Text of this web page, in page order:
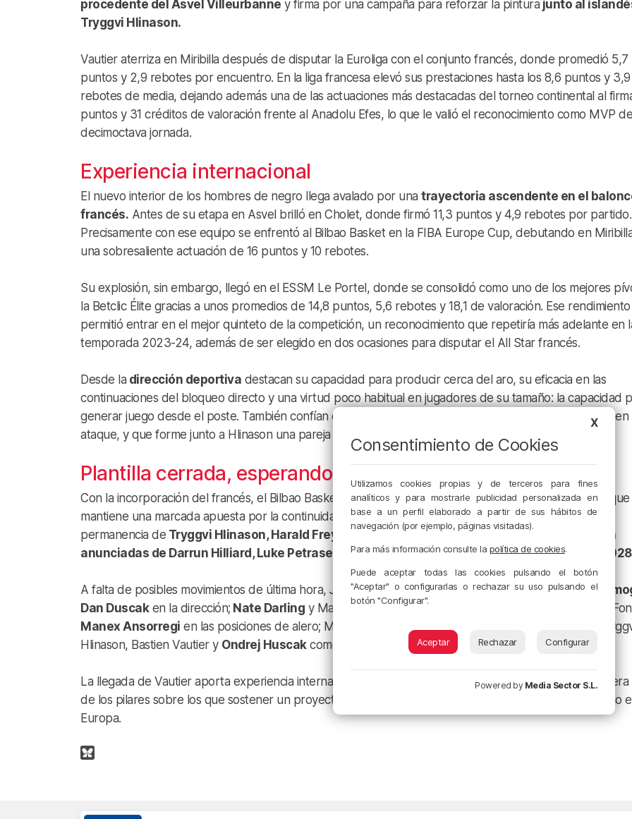
procedente del Asvel Villeurbanne y firma por una campaña para reforzar la pintura junto al
Tryggvi Hlinason.
Vautier aterriza en Miribilla después de disputar la Euroliga con el conjunto francés, donde promedió 5,7
puntos y 2,9 rebotes por encuentro. En la liga francesa elevó sus prestaciones hasta los 8,6 puntos y 3,9
rebotes de media, dejando además una de las actuaciones más destacadas del torneo continental al
puntos y 31 créditos de valoración frente al Anadolu Efes, lo que le valió el reconocimiento como MVP
decimoctava jornada.
Experiencia internacional
El nuevo interior de los hombres de negro llega avalado por una trayectoria ascendente en el
francés. Antes de su etapa en Asvel brilló en Cholet, donde firmó 11,3 puntos y 4,9 rebotes por partido.
Precisamente con ese equipo se enfrentó al Bilbao Basket en la FIBA Europe Cup, debutando en
una sobresaliente actuación de 16 puntos y 10 rebotes.
Su explosión, sin embargo, llegó en el ESSM Le Portel, donde se consolidó como uno de los mejores
la Betclic Élite gracias a unos promedios de 14,8 puntos, 5,6 rebotes y 18,1 de valoración. Ese
permitió entrar en el mejor quinteto de la competición, un reconocimiento que repetiría más adelante en
temporada 2023-24, además de ser elegido en dos ocasiones para disputar el All Star francés.
Desde la dirección deportiva destacan su capacidad para producir cerca del aro, su eficacia en las
continuaciones del bloqueo directo y una virtud poco habitual en jugadores de su tamaño: la capacidad
generar juego desde el poste. También confían en que aporte presencia en el rebote, especialmente en
ataque, y que forme junto a Hlinason una pareja de pívots física y complementaria.
Plantilla cerrada, esperando que todo sea oficial
Con la incorporación del francés, el Bilbao Basket da un paso más en la construcción de una plantilla que
mantiene una marcada apuesta por la continuidad. En los últimos días el club aseguró hasta 2029 la
permanencia de Tryggvi Hlinason, Harald Frey y Aleix Font, que se unieron a las
renovaciones ya
anunciadas de Darrun Hilliard, Luke Petrasek, Margiris Normantas y Martin Krampelj hasta
A falta de posibles movimientos de última hora, Jaume Ponsarnau contará con Harald Frey,Adam
Dan Duscaken la dirección; Nate Darling y Margiris Normantas como escoltas; Darrun Hilliard, Aleix
Manex Ansorregi en las posiciones de alero; Martin Krampelj y Luke Petrasek como ala-pívots; y
Hlinason, Bastien Vautier y Ondrej Huscakcomo referentes en el juego interior.
La llegada de Vautier aporta experiencia internacional y profundidad a una pintura que el club considera
de los pilares sobre los que sostener un proyecto que volverá a competir tanto en la Liga Endesa como
Europa.
X
Consentimiento de Cookies
Utilizamos cookies propias y de terceros para fines
analíticos y para mostrarle publicidad personalizada en
base a un perfil elaborado a partir de sus hábitos de
navegación (por ejemplo, páginas visitadas).
Para más información consulte la política de cookies.
Puede aceptar todas las cookies pulsando el botón
"Aceptar" o configurarlas o rechazar su uso pulsando el
botón "Configurar".
Aceptar Rechazar Configurar
Powered by Media Sector S.L.